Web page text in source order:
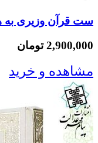
ست قرآن وزیری به
2,900,000 تومان
مشاهده و خرید